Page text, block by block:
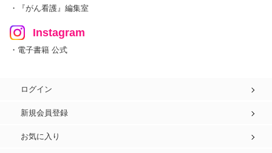
・『がん看護』編集室
Instagram
・電子書籍 公式
ログイン
新規会員登録
お気に入り